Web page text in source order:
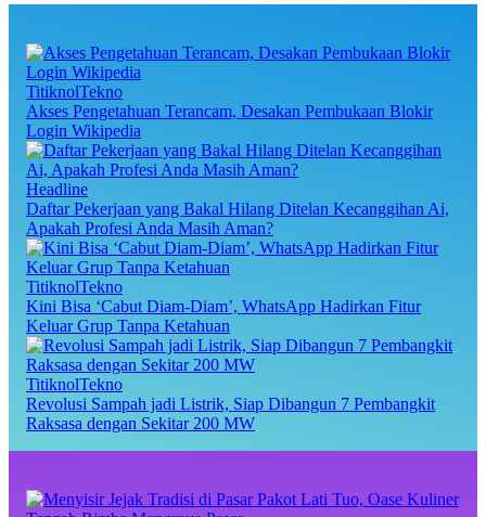
TitiknolTekno
Akses Pengetahuan Terancam, Desakan Pembukaan Blokir
Login Wikipedia
Headline
Daftar Pekerjaan yang Bakal Hilang Ditelan Kecanggihan Ai,
Apakah Profesi Anda Masih Aman?
TitiknolTekno
Kini Bisa ‘Cabut Diam-Diam’, WhatsApp Hadirkan Fitur
Keluar Grup Tanpa Ketahuan
TitiknolTekno
Revolusi Sampah jadi Listrik, Siap Dibangun 7 Pembangkit
Raksasa dengan Sekitar 200 MW